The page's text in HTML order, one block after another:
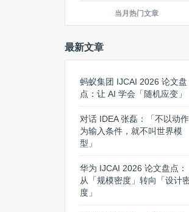
当月热门文章
最新文章
蚂蚁集团 IJCAI 2026 论文盘
点：让 AI 学会「随机应变」
对话 IDEA 张磊：「不以动作
为输入条件，就不叫世界模
型」
华为 IJCAI 2026 论文盘点：
从「规模密度」转向「设计
度」